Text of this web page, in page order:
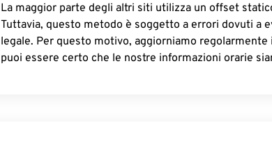
La maggior parte degli altri siti utilizza un offset
Tuttavia, questo metodo è soggetto a errori dovuti a
legale. Per questo motivo, aggiorniamo
puoi essere certo che le nostre informazioni orarie